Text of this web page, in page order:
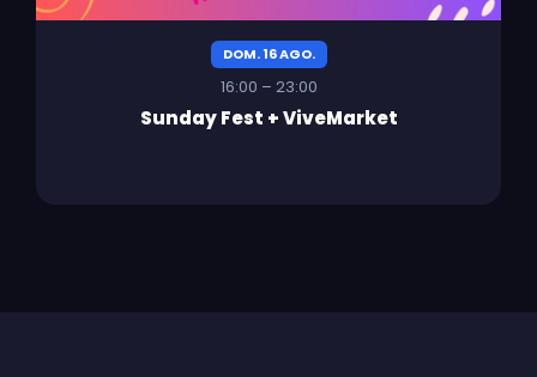
DOM. 16 AGO.
16:00 – 23:00
Sunday Fest + ViveMarket